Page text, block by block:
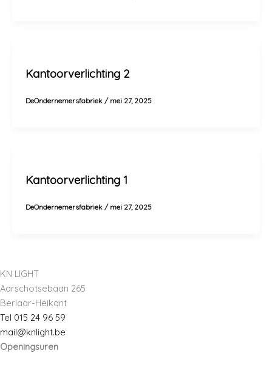
Kantoorverlichting 2
DeOndernemersfabriek / mei 27, 2025
Kantoorverlichting 1
DeOndernemersfabriek / mei 27, 2025
KN LIGHT
Aarschotsebaan 265
Berlaar-Heikant
Tel 015 24 96 59
mail@knlight.be
Openingsuren